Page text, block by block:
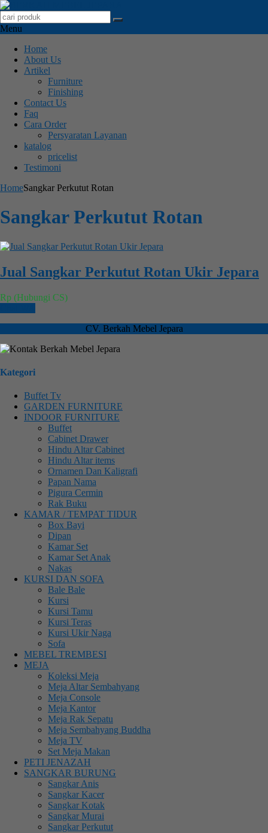
Menu
Home
About Us
Artikel
Furniture
Finishing
Contact Us
Faq
Cara Order
Persyaratan Layanan
katalog
pricelist
Testimoni
HomeSangkar Perkutut Rotan
Sangkar Perkutut Rotan
Jual Sangkar Perkutut Rotan Ukir Jepara
Rp (Hubungi CS)
CV. Berkah Mebel Jepara
Kategori
Buffet Tv
GARDEN FURNITURE
INDOOR FURNITURE
Buffet
Cabinet Drawer
Hindu Altar Cabinet
Hindu Altar items
Ornamen Dan Kaligrafi
Papan Nama
Pigura Cermin
Rak Buku
KAMAR / TEMPAT TIDUR
Box Bayi
Dipan
Kamar Set
Kamar Set Anak
Nakas
KURSI DAN SOFA
Bale Bale
Kursi
Kursi Tamu
Kursi Teras
Kursi Ukir Naga
Sofa
MEBEL TREMBESI
MEJA
Koleksi Meja
Meja Altar Sembahyang
Meja Console
Meja Kantor
Meja Rak Sepatu
Meja Sembahyang Buddha
Meja TV
Set Meja Makan
PETI JENAZAH
SANGKAR BURUNG
Sangkar Anis
Sangkar Kacer
Sangkar Kotak
Sangkar Murai
Sangkar Perkutut